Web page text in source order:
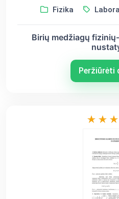
Fizika
Birių medžiagų
Peržiūrėti